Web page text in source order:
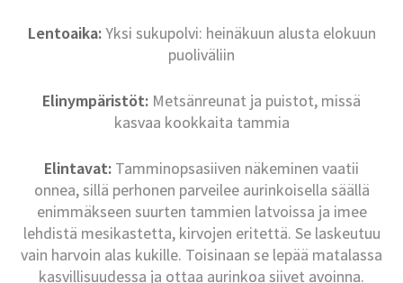
Lentoaika:Yksi sukupolvi: heinäkuun alusta elokuun
puoliväliin
Elinympäristöt: Metsänreunat ja puistot, missä
kasvaa kookkaita tammia
Elintavat: Tamminopsasiiven näkeminen vaatii
onnea, sillä perhonen parveilee aurinkoisella säällä
enimmäkseen suurten tammien latvoissa ja imee
lehdistä mesikastetta, kirvojen eritettä. Se laskeutuu
vain harvoin alas kukille. Toisinaan se lepää matalassa
kasvillisuudessa ja ottaa aurinkoa siivet avoinna.